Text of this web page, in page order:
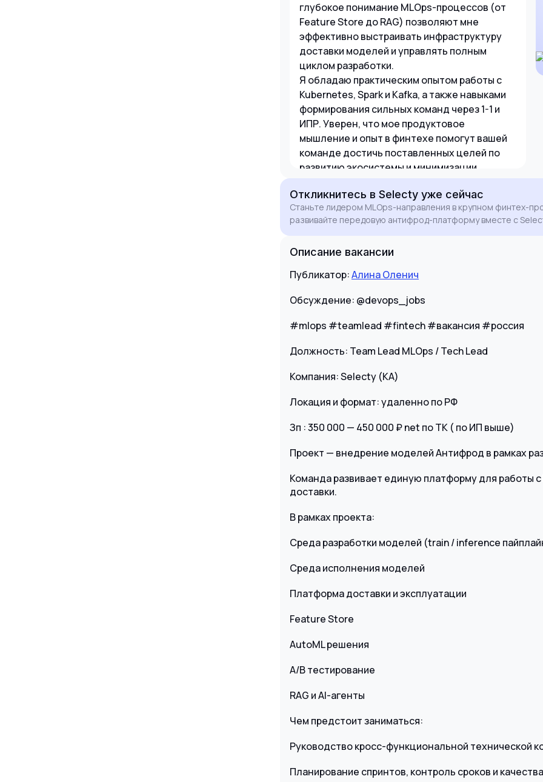
глубокое понимание MLOps-процессов (от
Feature Store до RAG) позволяют мне
эффективно выстраивать инфраструктуру
доставки моделей и управлять полным
циклом разработки.
Я обладаю практическим опытом работы с
Kubernetes, Spark и Kafka, а также навыками
формирования сильных команд через 1-1 и
ИПР. Уверен, что мое продуктовое
мышление и опыт в финтехе помогут вашей
команде достичь поставленных целей по
развитию экосистемы и минимизации
Откликнитесь в Selecty уже сейчас
Станьте лидером MLOps-направления в крупном финтех-
развивайте передовую антифрод-платформу вместе с
Описание вакансии
Публикатор:Алина Оленич
Обсуждение: @devops_jobs
#mlops #teamlead #fintech #вакансия #россия
Должность: Team Lead MLOps / Tech Lead
Компания: Selecty (КА)
Локация и формат: удаленно по РФ
Зп : 350 000 — 450 000 ₽ net по ТК ( по ИП выше)
Проект — внедрение моделей Антифрод в рамках
Команда развивает единую платформу для работы
доставки.
В рамках проекта:
Среда разработки моделей (train / inference
Среда исполнения моделей
Платформа доставки и эксплуатации
Feature Store
AutoML решения
A/B тестирование
RAG и AI-агенты
Чем предстоит заниматься:
Руководство кросс-функциональной технической
Планирование спринтов, контроль сроков и